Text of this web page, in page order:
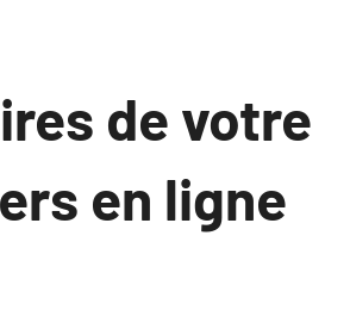
de votre
en ligne